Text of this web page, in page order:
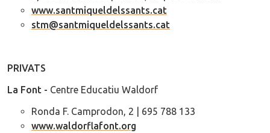
www.santmiqueldelssants.cat
stm@santmiqueldelssants.cat
PRIVATS
La Font - Centre Educatiu Waldorf
Ronda F. Camprodon, 2 | 695 788 133
www.waldorflafont.org